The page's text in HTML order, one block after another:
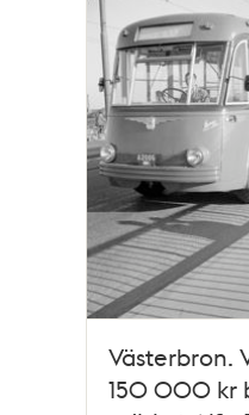
Västerbron.
150 000 kr